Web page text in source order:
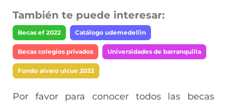
También te puede interesar:
Becas ef 2022 Catálogo udemedellin
Becas colegios privados Universidades de barranquilla
Fondo alvaro ulcue 2022
Por favor para conocer todos las becas